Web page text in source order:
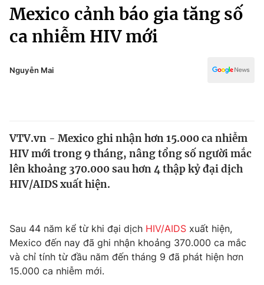
Chuyên mục
Chính trị
Thế giới
Tin tức
Câu chuyện quốc tế
Tài chính
Thị trường
Góc doanh nghiệp
Dữ liệu và đời sống
Truyền hình
Kinh tế
Thể thao
Truyền hình
Y tế
Mexico cảnh báo gia tăng số
ca nhiễm HIV mới
Nguyễn Mai
VTV.vn - Mexico ghi nhận hơn 15.000 ca nhiễm
HIV mới trong 9 tháng, nâng tổng số người mắc
lên khoảng 370.000 sau hơn 4 thập kỷ đại dịch
HIV/AIDS xuất hiện.
Sau 44 năm kể từ khi đại dịch HIV/AIDS xuất hiện,
Mexico đến nay đã ghi nhận khoảng 370.000 ca mắc
và chỉ tính từ đầu năm đến tháng 9 đã phát hiện hơn
15.000 ca nhiễm mới.